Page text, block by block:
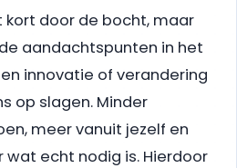
kort door de bocht, maar
aandachtspunten in het
innovatie of verandering
op slagen. Minder
meer vanuit jezelf en
echt nodig is. Hierdoor